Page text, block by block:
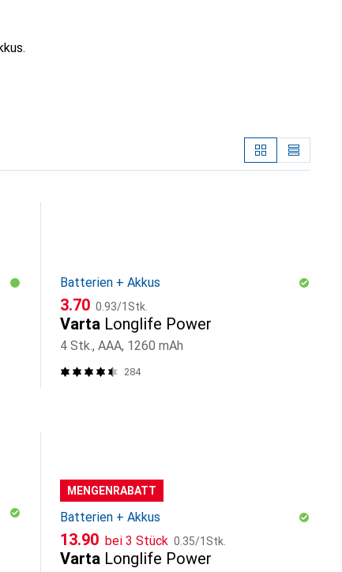
Batterien + Akkus
CHF
3.70 CHF
0.93/1Stk.
Varta Longlife Power
4 Stk., AAA, 1260 mAh
284
MENGENRABATT
Batterien + Akkus
CHF
13.90 bei 3 Stück CHF
0.35/1Stk.
Varta Longlife Power